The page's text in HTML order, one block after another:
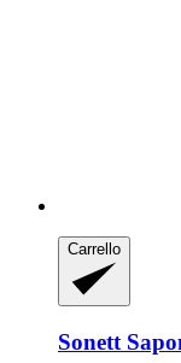
Carrello
Sonett